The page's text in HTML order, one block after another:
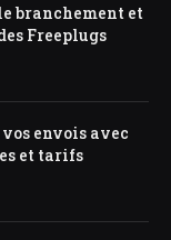
branchement et
Freeplugs
envois avec
et tarifs